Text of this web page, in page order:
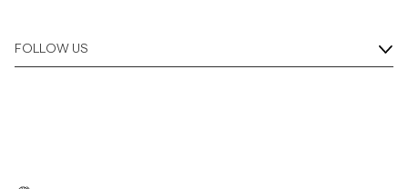
FOLLOW US